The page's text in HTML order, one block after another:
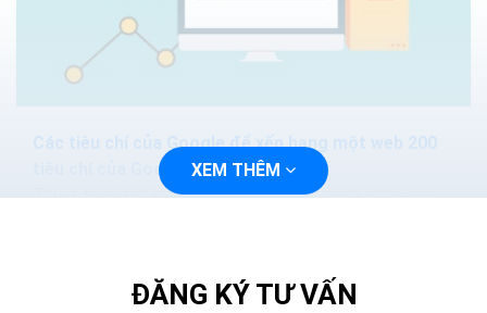
Các tiêu chí của Google để xếp hạng một web 200
tiêu chí của Google
Thuật toán tìm kiếm của Google ngày càng phức tạp
XEM THÊM
ĐĂNG KÝ TƯ VẤN